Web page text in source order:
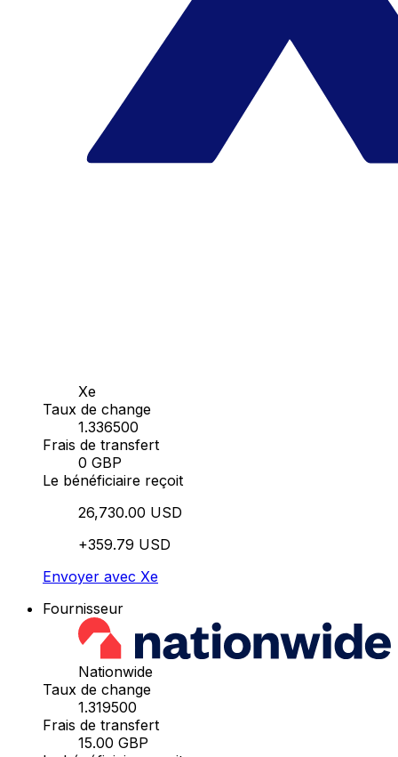
Xe
Taux de change
1.336500
Frais de transfert
0 GBP
Le bénéficiaire reçoit
26,730.00 USD
+359.79 USD
Envoyer avec Xe
Fournisseur
Nationwide
Taux de change
1.319500
Frais de transfert
15.00 GBP